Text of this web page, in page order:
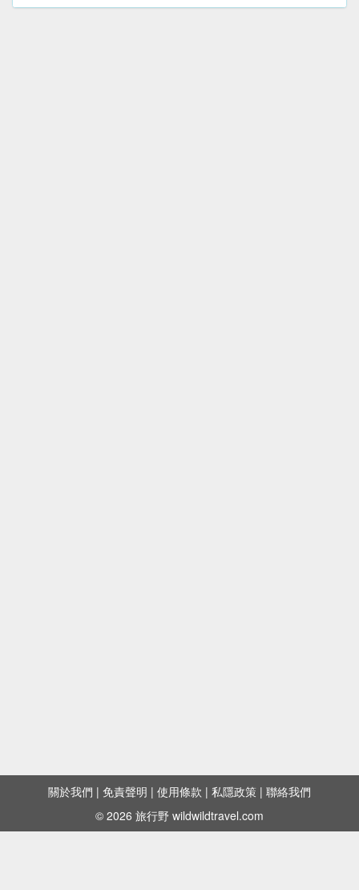
關於我們 | 免責聲明 | 使用條款 | 私隱政策 | 聯絡我們
© 2026 旅行野 wildwildtravel.com